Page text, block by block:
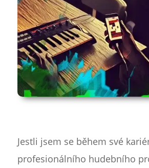
Jestli jsem se během své
profesionálního hudebního